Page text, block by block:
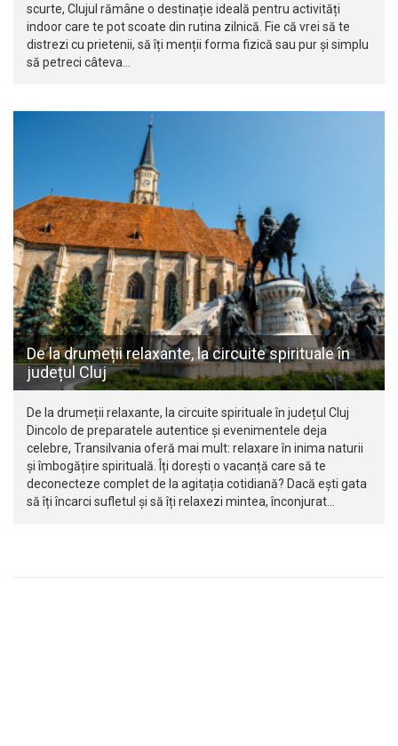
scurte, Clujul rămâne o destinație ideală pentru activități
indoor care te pot scoate din rutina zilnică. Fie că vrei să te
distrezi cu prietenii, să îți menții forma fizică sau pur și simplu
să petreci câteva…
De la drumeții relaxante, la circuite spirituale în
județul Cluj
De la drumeții relaxante, la circuite spirituale în județul Cluj
Dincolo de preparatele autentice și evenimentele deja
celebre, Transilvania oferă mai mult: relaxare în inima naturii
și îmbogățire spirituală. Îți dorești o vacanță care să te
deconecteze complet de la agitația cotidiană? Dacă ești gata
să îți încarci sufletul și să îți relaxezi mintea, înconjurat…